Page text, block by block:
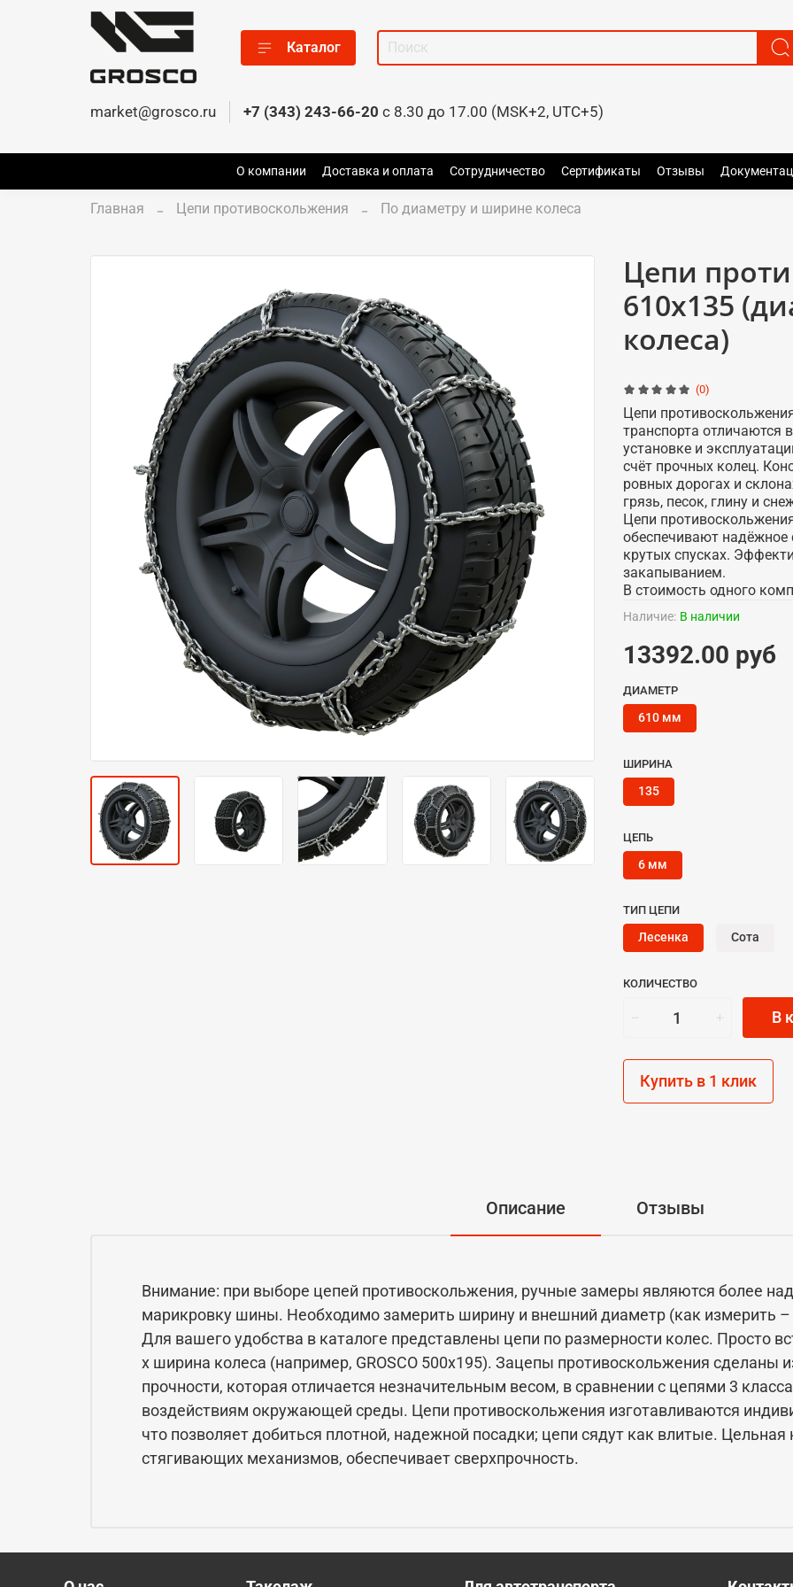
Каталог
market@grosco.ru +7 (343) 243-66-20 c 8.30 до 17.00 (MSK+2, UTC+5)
О компании Доставка и оплата Сотрудничество Сертификаты Отзывы
Главная Цепи противоскольжения По диаметру и ширине колеса
(0)
Наличие: В наличии
Цепи
610x135
колеса)
13392.00 руб
КОЛИЧЕСТВО
В
Купить в 1 клик
ДИАМЕТР
610 мм
ШИРИНА
135
ЦЕПЬ
6 мм
ТИП ЦЕПИ
Лесенка Сота
Цепи
транспорта отличаются
установке и
счёт прочных колец.
ровных дорогах и
грязь, песок, глину и
Цепи
обеспечивают надёжное
крутых спусках.
закапыванием.
В стоимость одного
Описание Отзывы
Внимание: при выборе цепей противоскольжения, ручные замеры являются более
марикровку шины. Необходимо замерить ширину и внешний диаметр (как измерить
Для вашего удобства в каталоге представлены цепи по размерности колес. Просто
x ширина колеса (например, GROSCO 500x195). Зацепы противоскольжения сделаны
прочности, которая отличается незначительным весом, в сравнении с цепями 3
воздействиям окружающей среды. Цепи противоскольжения изготавливаются
что позволяет добиться плотной, надежной посадки; цепи сядут как влитые. Цельная
стягивающих механизмов, обеспечивает сверхпрочность.